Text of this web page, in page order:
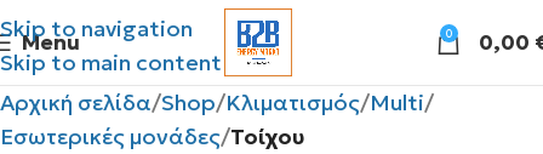
Skip to navigation
Skip to main content
Menu 0 0,00
Αρχική σελίδα Shop Κλιματισμός Multi
Εσωτερικές μονάδες Τοίχου